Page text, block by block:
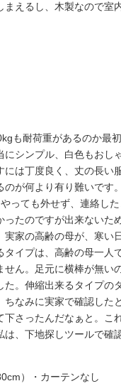
えるし、木製なので室
も耐荷重があるのか最
シンプル、白色もおし
は丁度良く、丈の長い
が何より有り難いです
っても外せず、連絡した
たのですが出来ないた
家の高齢の母が、寒い
イプは、高齢の母一人
ん。足元に横棒が無い
。伸縮出来るタイプの
なみに実家で確認した
さったんだなぁと。こ
、下地探しツールで確
）・カーテンなし